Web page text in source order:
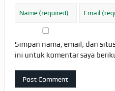
Simpan nama, email, dan
ini untuk komentar saya